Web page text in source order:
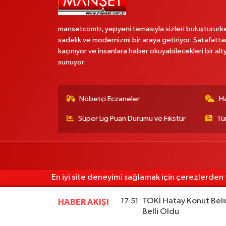
mansetcomtr, yepyeni temasıyla sizleri
sadelik ve modernizmi bir araya getiriyor.
kaçınıyor ve insanlara haber okuyabilecekleri bir
sunuyor.
Nöbetçi Eczaneler
Süper Lig Puan Durumu ve Fikstür
En iyi site deneyimi sağlamak için çerezlerden
HABER AKIŞI 17:51
TOKİ Hatay Konut
Belli Oldu